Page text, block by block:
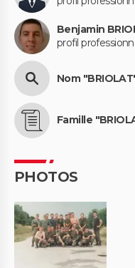
Benjamin
profil
Nom
Famille
PHOTOS